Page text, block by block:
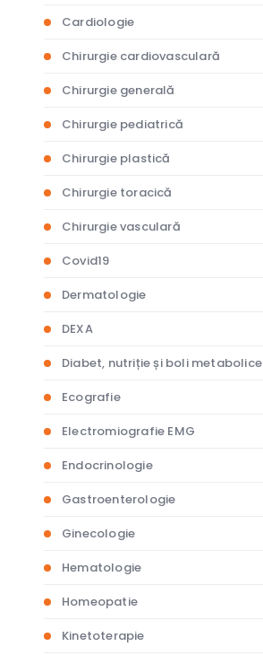
Cardiologie
Chirurgie cardiovasculară
Chirurgie generală
Chirurgie pediatrică
Chirurgie plastică
Chirurgie toracică
Chirurgie vasculară
Covid19
Dermatologie
DEXA
Diabet, nutriție și boli metabolice
Ecografie
Electromiografie EMG
Endocrinologie
Gastroenterologie
Ginecologie
Hematologie
Homeopatie
Kinetoterapie